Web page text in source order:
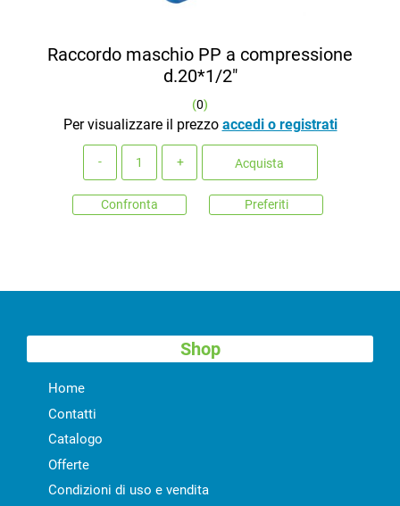
Raccordo maschio PP a compressione
d.20*1/2"
(0)
Per visualizzare il prezzo accedi o registrati
Acquista
Confronta Preferiti
Shop
Home
Contatti
Catalogo
Offerte
Condizioni di uso e vendita